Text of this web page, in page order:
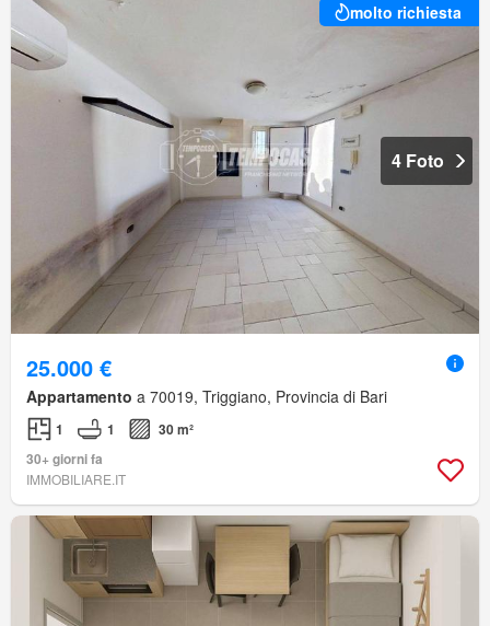
molto richiesta
4 Foto
25.000 €
Appartamento a 70019, Triggiano, Provincia di Bari
1 1
30 m²
30+ giorni fa
IMMOBILIARE.IT